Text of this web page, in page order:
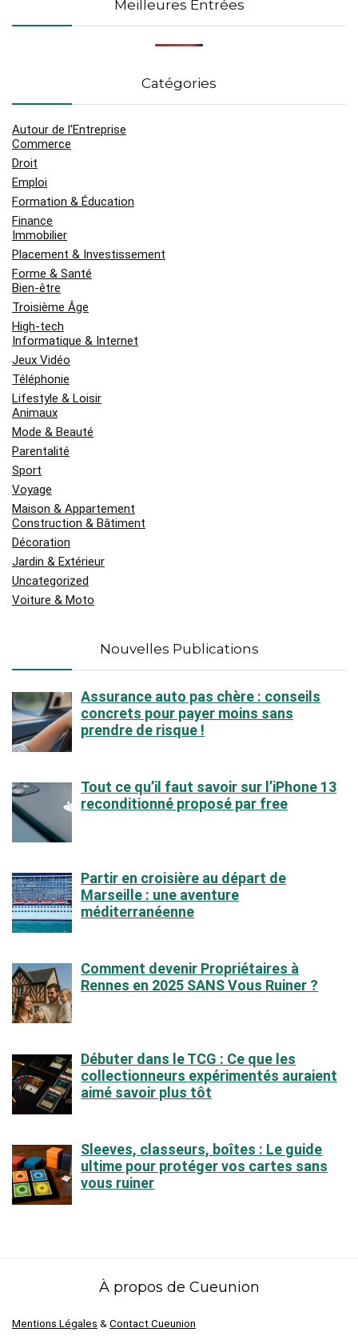
Meilleures Entrées
Catégories
Autour de l'Entreprise
Commerce
Droit
Emploi
Formation & Éducation
Finance
Immobilier
Placement & Investissement
Forme & Santé
Bien-être
Troisième Âge
High-tech
Informatique & Internet
Jeux Vidéo
Téléphonie
Lifestyle & Loisir
Animaux
Mode & Beauté
Parentalité
Sport
Voyage
Maison & Appartement
Construction & Bâtiment
Décoration
Jardin & Extérieur
Uncategorized
Voiture & Moto
Nouvelles Publications
Assurance auto pas chère : conseils
concrets pour payer moins sans
prendre de risque !
Tout ce qu’il faut savoir sur l’iPhone 13
reconditionné proposé par free
Partir en croisière au départ de
Marseille : une aventure
méditerranéenne
Comment devenir Propriétaires à
Rennes en 2025 SANS Vous Ruiner ?
Débuter dans le TCG : Ce que les
collectionneurs expérimentés auraient
aimé savoir plus tôt
Sleeves, classeurs, boîtes : Le guide
ultime pour protéger vos cartes sans
vous ruiner
À propos de Cueunion
Mentions Légales & Contact Cueunion